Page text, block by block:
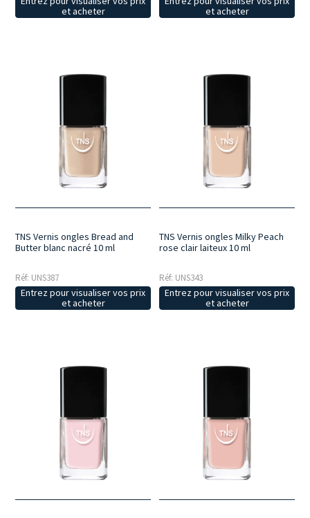
et acheter
et acheter
TNS Vernis ongles Bread and
Butter blanc nacré 10 ml
Réf: UNS387
Entrez pour visualiser vos prix
et acheter
TNS Vernis ongles Milky Peach
rose clair laiteux 10 ml
Réf: UNS343
Entrez pour visualiser vos prix
et acheter